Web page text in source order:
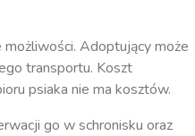
Adoptujący może
transportu. Koszt
psiaka nie ma kosztów.
go w schronisku oraz